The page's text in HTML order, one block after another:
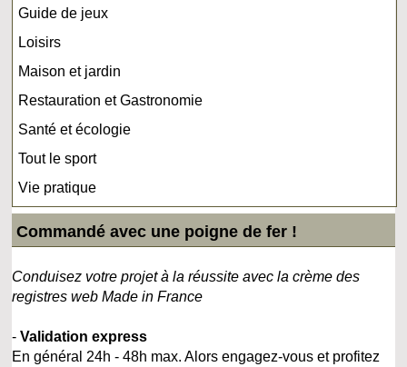
Guide de jeux
Loisirs
Maison et jardin
Restauration et Gastronomie
Santé et écologie
Tout le sport
Vie pratique
Commandé avec une poigne de fer !
Conduisez votre projet à la réussite avec la crème des
registres web Made in France
-Validation express
En général 24h - 48h max. Alors engagez-vous et profitez